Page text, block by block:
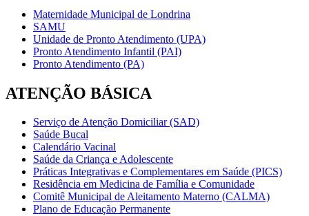
Maternidade Municipal de Londrina
SAMU
Unidade de Pronto Atendimento (UPA)
Pronto Atendimento Infantil (PAI)
Pronto Atendimento (PA)
ATENÇÃO BÁSICA
Serviço de Atenção Domiciliar (SAD)
Saúde Bucal
Calendário Vacinal
Saúde da Criança e Adolescente
Práticas Integrativas e Complementares em Saúde (PICS)
Residência em Medicina de Família e Comunidade
Comitê Municipal de Aleitamento Materno (CALMA)
Plano de Educação Permanente